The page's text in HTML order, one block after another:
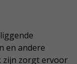
en andere
zijn zorgt ervoor